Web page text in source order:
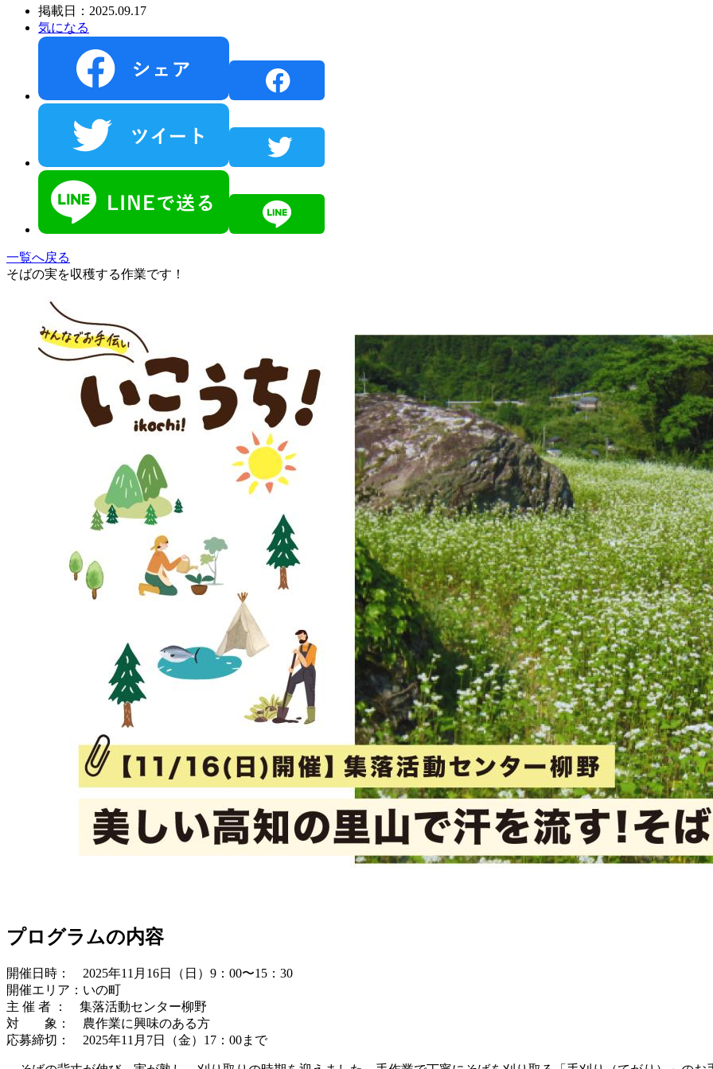
掲載日：2025.09.17
気になる
一覧へ戻る
そばの実を収穫する作業です！
プログラムの内容
開催日時： 2025年11月16日（日）9：00〜15：30
開催エリア：いの町
主 催 者 ： 集落活動センター柳野
対 象： 農作業に興味のある方
応募締切： 2025年11月7日（金）17：00まで